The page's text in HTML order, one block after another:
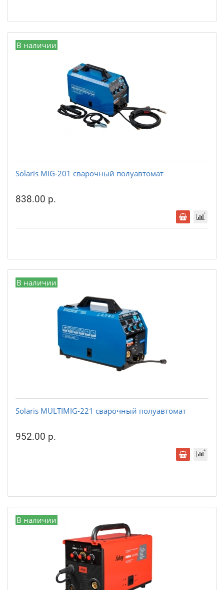
В наличии
Solaris MIG-201 сварочный полуавтомат
838.00 р.
В наличии
Solaris MULTIMIG-221 сварочный полуавтомат
952.00 р.
В наличии